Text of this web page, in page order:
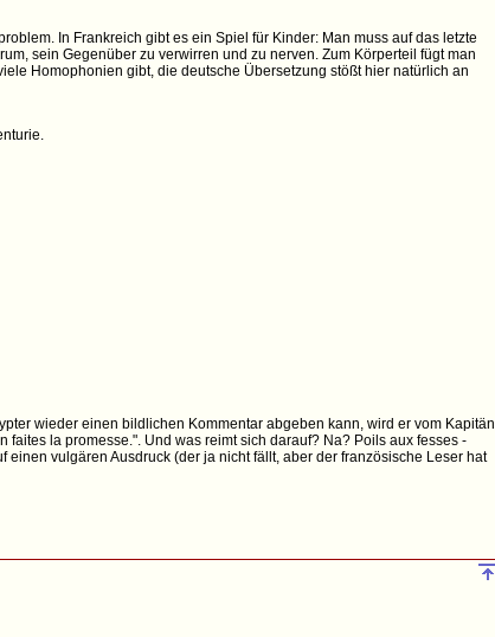
In Frankreich gibt es ein Spiel für Kinder: Man muss auf das letzte
sein Gegenüber zu verwirren und zu nerven. Zum Körperteil fügt man
Homophonien gibt, die deutsche Übersetzung stößt hier natürlich an
wieder einen bildlichen Kommentar abgeben kann, wird er vom Kapitän
la promesse.". Und was reimt sich darauf? Na? Poils aux fesses -
vulgären Ausdruck (der ja nicht fällt, aber der französische Leser hat